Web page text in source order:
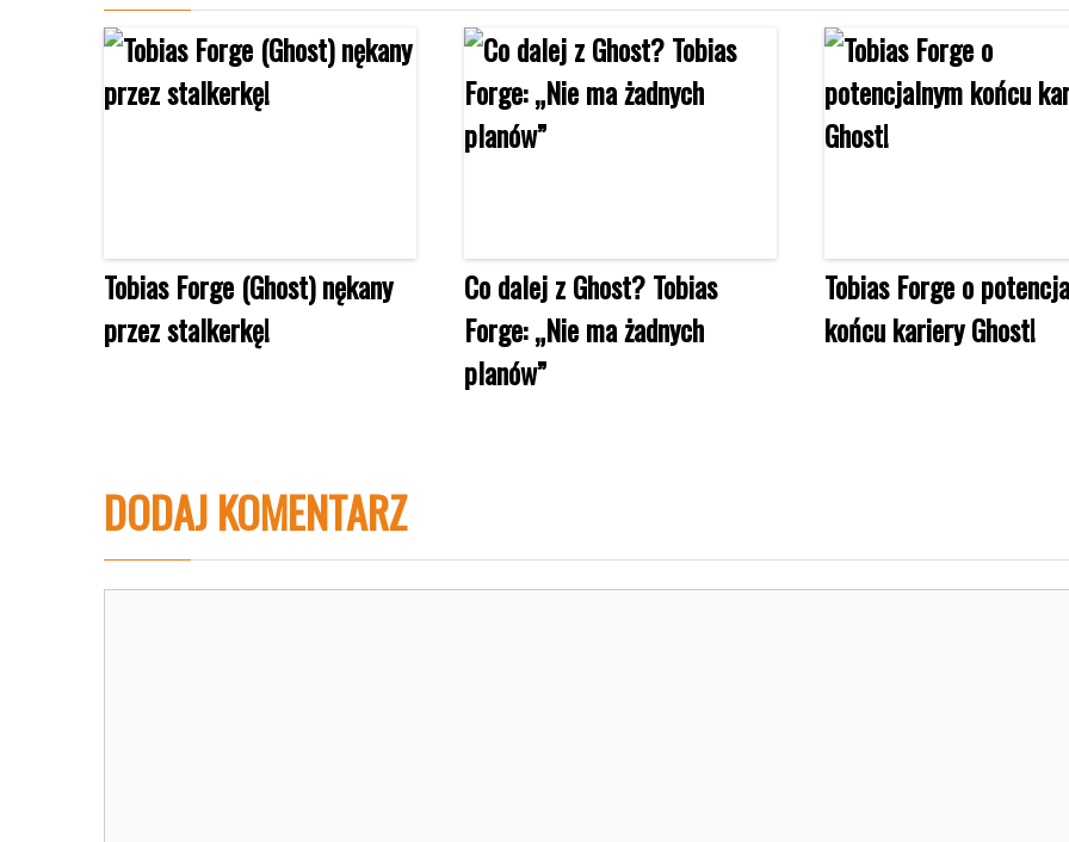
Tobias Forge (Ghost) nękany
przez stalkerkę!
Co dalej z Ghost? Tobias
Forge: „Nie ma żadnych
planów”
Tobias Forge o
końcu kariery Ghost!
DODAJ KOMENTARZ